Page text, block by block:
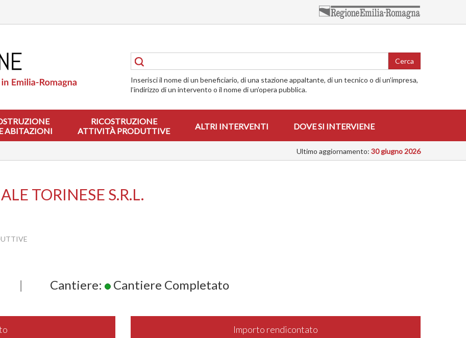
Cerca
Inserisci il nome di un beneficiario, di una stazione appaltante, di un tecnico o di un’impresa,
l’indirizzo di un intervento o il nome di un’opera pubblica.
ABITAZIONI
RICOSTRUZIONE
ATTIVITÀ PRODUTTIVE
ALTRI INTERVENTI DOVE SI INTERVIENE
Ultimo aggiornamento: 30 giugno 2026
TORINESE S.R.L.
| Cantiere: Cantiere Completato
Importo rendicontato